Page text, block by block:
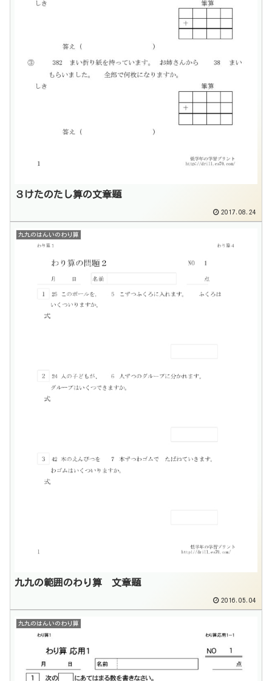
３けたのたし算の文章題
2017.08.24
九九のはんいのわり算
九九の範囲のわり算 文章題
2016.05.04
九九のはんいのわり算